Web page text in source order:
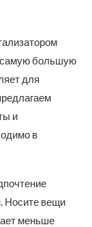
самую большую
для
и
в
Носите вещи
меньше